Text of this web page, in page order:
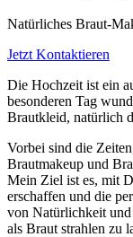
Natürliches Braut-
Jetzt Kontaktieren
Die Hochzeit ist ein
besonderen Tag
Brautkleid, natürlich
Vorbei sind die
Brautmakeup und
Mein Ziel ist es, mit
erschaffen und die
von Natürlichkeit
als Braut strahlen zu